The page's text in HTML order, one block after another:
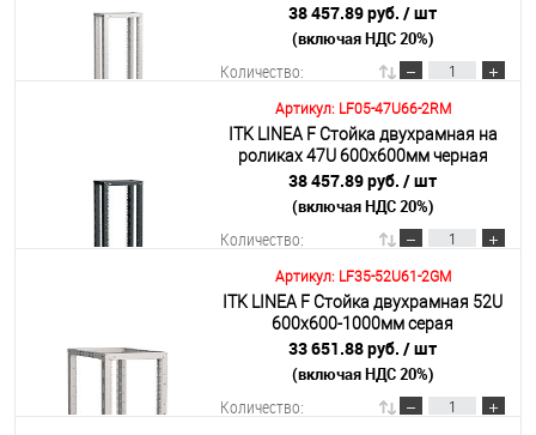
38 457.89 руб. / шт
(включая НДС 20%)
Количество:
В корзину
Подробнее
Артикул: LF05-47U66-2RM
ITK LINEA F Стойка двухрамная на
роликах 47U 600х600мм черная
38 457.89 руб. / шт
(включая НДС 20%)
Количество:
В корзину
Подробнее
Артикул: LF35-52U61-2GM
ITK LINEA F Стойка двухрамная 52U
600х600-1000мм серая
33 651.88 руб. / шт
(включая НДС 20%)
Количество: